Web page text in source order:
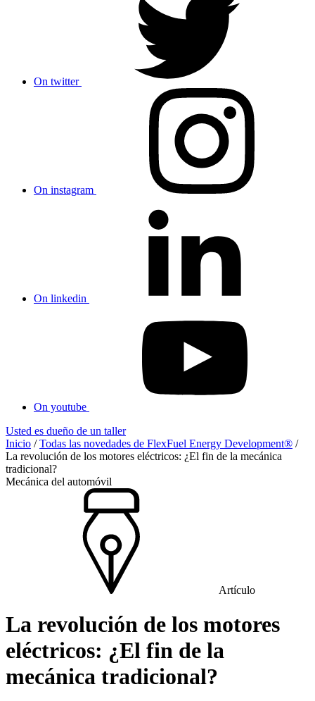
On twitter
On instagram
On linkedin
On youtube
Usted es dueño de un taller
Inicio /Todas las novedades de FlexFuel Energy Development® /
La revolución de los motores eléctricos: ¿El fin de la mecánica
tradicional?
Mecánica del automóvil
Artículo
La revolución de los motores
eléctricos: ¿El fin de la
mecánica tradicional?